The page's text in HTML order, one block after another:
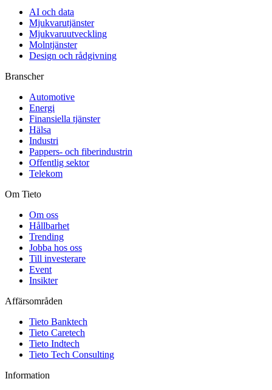
AI och data
Mjukvarutjänster
Mjukvaruutveckling
Molntjänster
Design och rådgivning
Branscher
Automotive
Energi
Finansiella tjänster
Hälsa
Industri
Pappers- och fiberindustrin
Offentlig sektor
Telekom
Om Tieto
Om oss
Hållbarhet
Trending
Jobba hos oss
Till investerare
Event
Insikter
Affärsområden
Tieto Banktech
Tieto Caretech
Tieto Indtech
Tieto Tech Consulting
Information